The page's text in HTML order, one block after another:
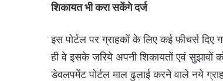
शिकायत भी करा सकेंगे दर्ज
इस पोर्टल पर ग्राहकों के लिए कई फीचर्स
ही वे इसके जरिये अपनी शिकायतों एवं
डेवलपमेंट पोर्टल माल ढुलाई करने वाले नये